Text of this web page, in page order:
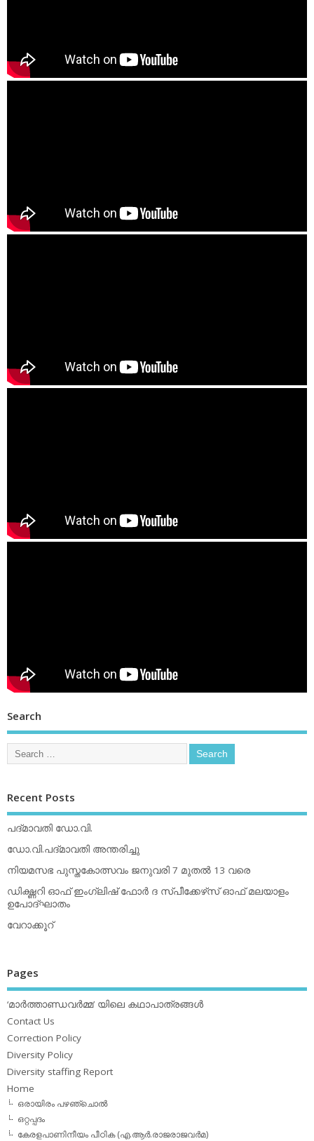
Search
Recent Posts
പദ്മാവതി ഡോ.വി.
ഡോ.വി.പദ്മാവതി അന്തരിച്ചു
നിയമസഭ പുസ്തകോത്സവം ജനുവരി 7 മുതല്‍ 13 വരെ
ഡിക്ഷ്ണറി ഓഫ് ഇംഗ്ലിഷ് ഫോര്‍ ദ സ്പീക്കേഴ്‌സ് ഓഫ് മലയാളം
ഉപോദ്ഘാതം
വേറാക്കൂറ്
Pages
‘മാര്‍ത്താണ്ഡവര്‍മ്മ’ യിലെ കഥാപാത്രങ്ങള്‍
Contact Us
Correction Policy
Diversity Policy
Diversity staffing Report
Home
ഒരായിരം പഴഞ്ചൊല്‍
ഒറ്റപ്പദം
കേരളപാണിനീയം പീഠിക (എ.ആര്‍.രാജരാജവര്‍മ)